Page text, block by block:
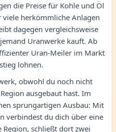
die Preise für Kohle und Öl
viele herkömmliche Anlagen
dagegen vergleichsweise
Uranwerke kauft. Ab
Uran-Meiler im Markt
lohnen.
obwohl du noch nicht
ausgebaut hast. Im
sprungartigen Ausbau: Mit
verbindest du dich über eine
Region, schließt dort zwei